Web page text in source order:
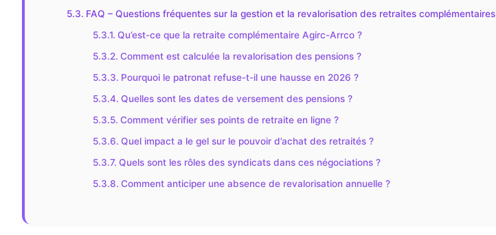
FAQ – Questions fréquentes sur la gestion et la revalorisation des retraites complémentaires
Qu’est-ce que la retraite complémentaire Agirc-Arrco ?
Comment est calculée la revalorisation des pensions ?
Pourquoi le patronat refuse-t-il une hausse en 2026 ?
Quelles sont les dates de versement des pensions ?
Comment vérifier ses points de retraite en ligne ?
Quel impact a le gel sur le pouvoir d’achat des retraités ?
Quels sont les rôles des syndicats dans ces négociations ?
Comment anticiper une absence de revalorisation annuelle ?